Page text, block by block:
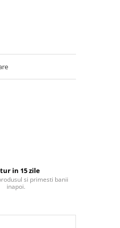
in 15 zile
si primesti banii
inapoi.